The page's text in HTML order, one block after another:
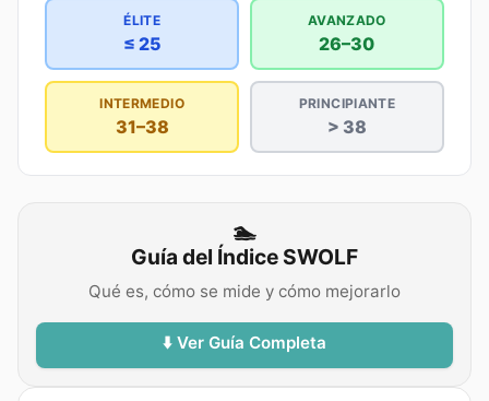
ÉLITE
≤ 25
AVANZADO
26–30
INTERMEDIO
31–38
PRINCIPIANTE
> 38
🏊
Guía del Índice SWOLF
Qué es, cómo se mide y cómo mejorarlo
⬇️ Ver Guía Completa